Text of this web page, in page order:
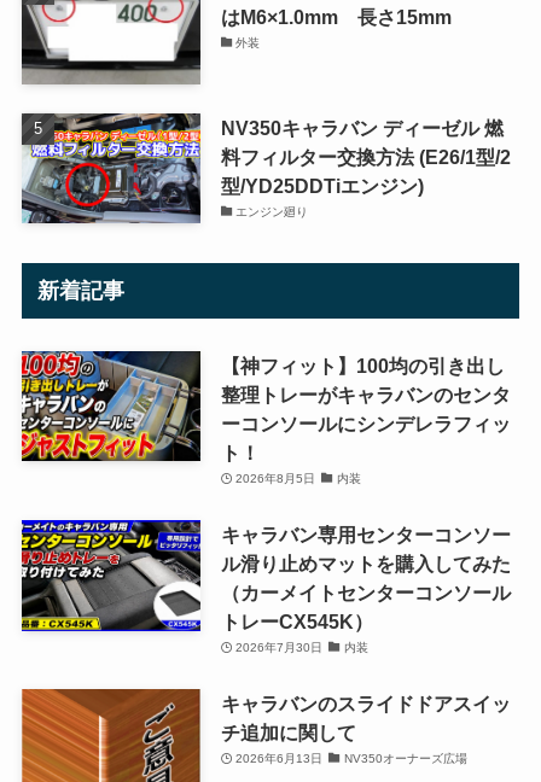
はM6×1.0mm 長さ15mm
外装
NV350キャラバン ディーゼル 燃
料フィルター交換方法 (E26/1型/2
型/YD25DDTiエンジン)
エンジン廻り
新着記事
【神フィット】100均の引き出し
整理トレーがキャラバンのセンタ
ーコンソールにシンデレラフィッ
ト！
2026年8月5日 内装
キャラバン専用センターコンソー
ル滑り止めマットを購入してみた
（カーメイトセンターコンソール
トレーCX545K）
2026年7月30日 内装
キャラバンのスライドドアスイッ
チ追加に関して
2026年6月13日 NV350オーナーズ広場